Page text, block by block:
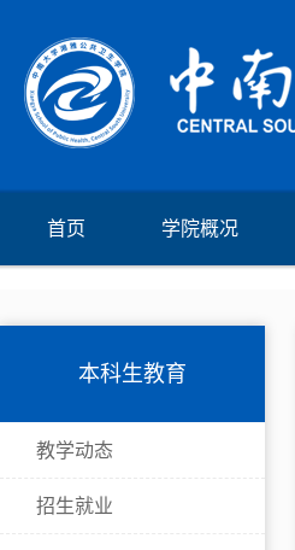
首页 学院概况
本科生教育
教学动态
招生就业